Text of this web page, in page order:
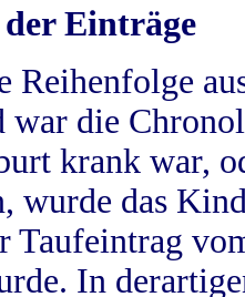
Einträge
Reihenfolge
war die
krank war,
wurde das
Taufeintrag
In